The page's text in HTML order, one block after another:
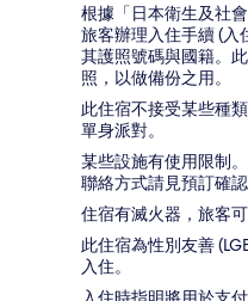
根據「日本衛生及社
旅客辦理入住手續 (入
其護照號碼與國籍。
照，以做備份之用。
此住宿不接受某些種
單身派對。
某些設施有使用限制
聯絡方式請見預訂確認
住宿有滅火器，旅客可
此住宿為性別友善
入住。